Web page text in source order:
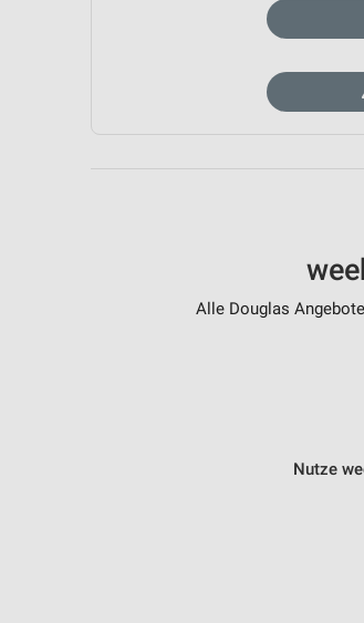
Alle Douglas
Nutze